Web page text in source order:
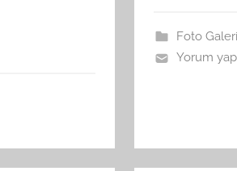
Foto Galeri
Yorum